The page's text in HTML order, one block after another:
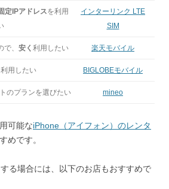
定IPアドレスを利用
インターリンク LTE
SIM
、 安く 利用したい 楽天モバイル
用したい BIGLOBEモバイル
のプランを選びたい mineo
可能なiPhone（アイフォン）のレンタ
めです。
る場合には、以下のお店もおすすめで